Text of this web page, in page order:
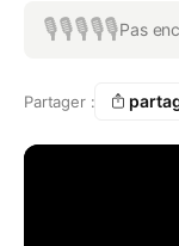
🎙️🎙️🎙️🎙️🎙️Pas
Partager :